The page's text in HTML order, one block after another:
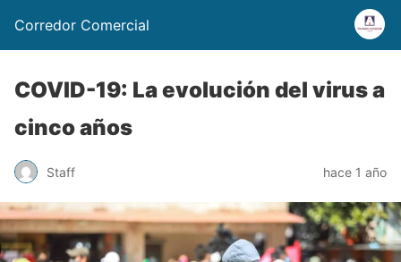
Corredor Comercial
COVID-19: La evolución del virus a
cinco años
Staff hace 1 año